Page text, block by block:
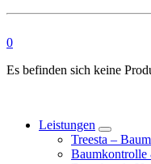
0
Es befinden sich keine
Leistungen
Treesta –
Baumkontrolle